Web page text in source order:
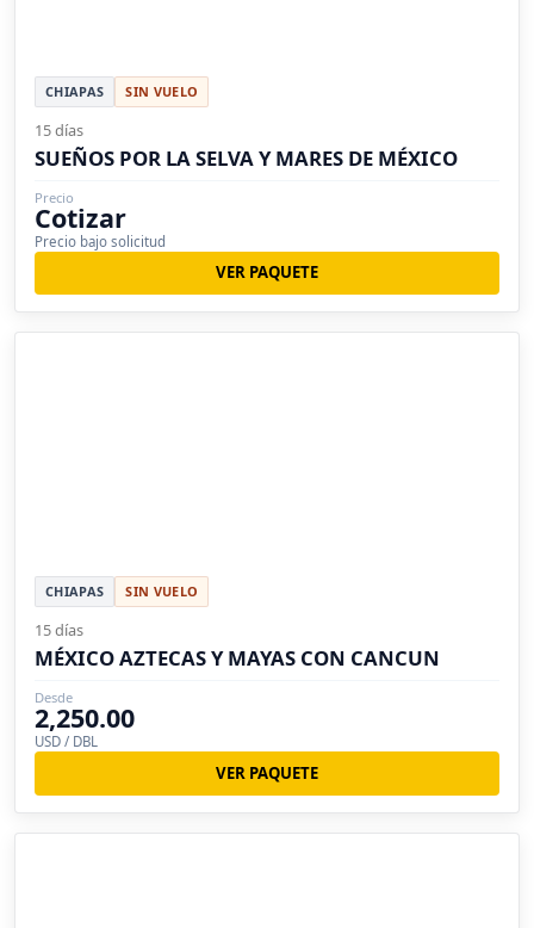
CHIAPAS SIN VUELO
15 días
SUEÑOS POR LA SELVA Y MARES DE MÉXICO
Precio
Cotizar
Precio bajo solicitud
VER PAQUETE
CHIAPAS SIN VUELO
15 días
MÉXICO AZTECAS Y MAYAS CON CANCUN
Desde
2,250.00
USD / DBL
VER PAQUETE